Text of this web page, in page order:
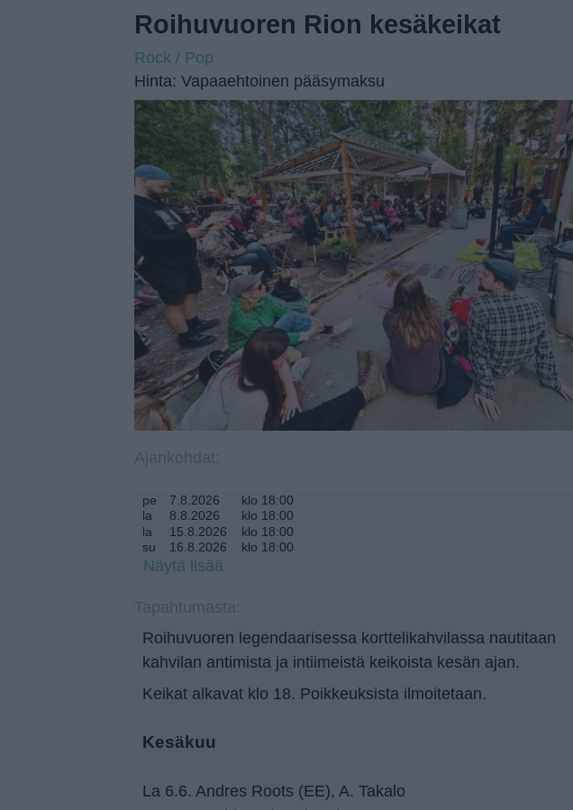
Roihuvuoren Rion kesäkeikat
Rock / Pop
Hinta: Vapaaehtoinen pääsymaksu
pe 7.8.2026
klo 18:00
la
8.8.2026
klo 18:00
la
15.8.2026
klo 18:00
su
16.8.2026
klo 18:00
la
22.8.2026
Näytä lisää
Roihuvuoren legendaarisessa korttelikahvilassa nautitaan
kahvilan antimista ja intiimeistä keikoista kesän ajan.
Keikat alkavat klo 18. Poikkeuksista ilmoitetaan.
Kesäkuu
La 6.6. Andres Roots (EE), A. Takalo